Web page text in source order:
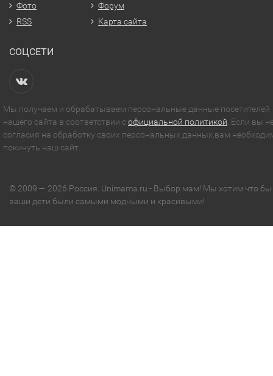
Фото
RSS
Форум
Карта сайта
СОЦСЕТИ
Мы получаем и обрабатываем персональные данные посетителей
нашего сайта в соответствии софициальной политикой . Если вы
согласия на обработку своих персональных данных,вам
покинуть наш сайт.
© 2009 — 2026 Россия. Unimama.ru - Выбор мам! Мы хотим что бы
ваши дети были самыми модными и красивыми!